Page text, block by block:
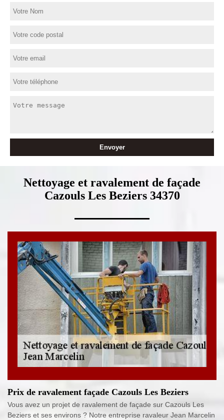
Nettoyage et ravalement de façade
Cazouls Les Beziers 34370
Prix de ravalement façade Cazouls Les Beziers
Vous avez un projet de ravalement de façade sur Cazouls Les
Beziers et ses environs ? Notre entreprise ravaleur Jean Marcelin